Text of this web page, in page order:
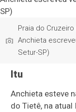
Praia do
Anchieta
Setur-SP)
Itu
Anchieta esteve
do Tietê, na